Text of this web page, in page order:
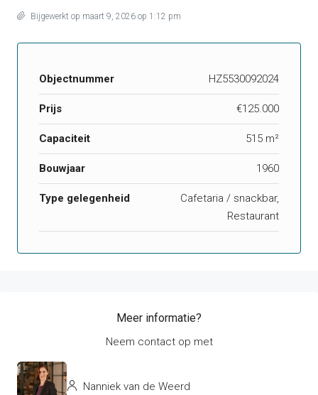
Bijgewerkt op maart 9, 2026 op 1:12 pm
Objectnummer HZ5530092024
Prijs €125.000
Capaciteit 515 m²
Bouwjaar 1960
Type gelegenheid
Cafetaria / snackbar,
Restaurant
Meer informatie?
Neem contact op met
Nanniek van de Weerd